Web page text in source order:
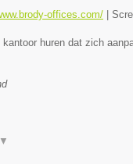
offices.com/
huren dat zich
▼